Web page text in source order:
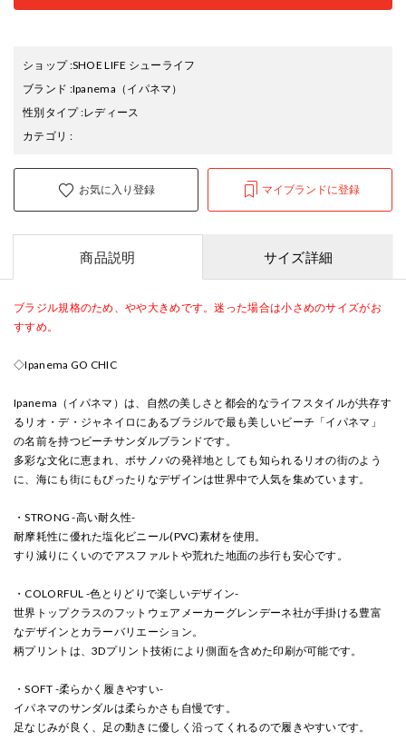
ショップ:SHOE LIFE シューライフ
ブランド :Ipanema （イパネマ）
性別タイプ:レディース
カテゴリ :
お気に入り登録 マイブランドに登録
商品説明 サイズ詳細
ブラジル規格のため、やや大きめです。迷った場合は小さめのサイズがお
すすめ。
◇Ipanema GO CHIC
Ipanema（イパネマ）は、自然の美しさと都会的なライフスタイルが共存す
るリオ・デ・ジャネイロにあるブラジルで最も美しいビーチ「イパネマ」
の名前を持つビーチサンダルブランドです。
多彩な文化に恵まれ、ボサノバの発祥地としても知られるリオの街のよう
に、海にも街にもぴったりなデザインは世界中で人気を集めています。
・STRONG -高い耐久性-
耐摩耗性に優れた塩化ビニール(PVC)素材を使用。
すり減りにくいのでアスファルトや荒れた地面の歩行も安心です。
・COLORFUL -色とりどりで楽しいデザイン-
世界トップクラスのフットウェアメーカーグレンデーネ社が手掛ける豊富
なデザインとカラーバリエーション。
柄プリントは、3Dプリント技術により側面を含めた印刷が可能です。
・SOFT -柔らかく履きやすい-
イパネマのサンダルは柔らかさも自慢です。
足なじみが良く、足の動きに優しく沿ってくれるので履きやすいです。